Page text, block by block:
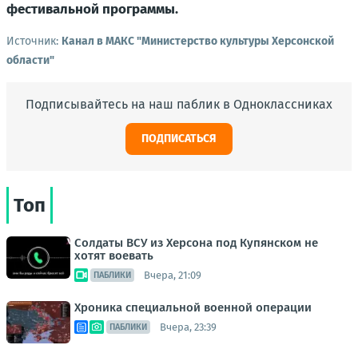
фестивальной программы.
Источник: Канал в МАКС "Министерство культуры Херсонской
области"
Подписывайтесь на наш паблик в Одноклассниках
ПОДПИСАТЬСЯ
Топ
Солдаты ВСУ из Херсона под Купянском не
хотят воевать
ПАБЛИКИ Вчера, 21:09
Хроника специальной военной операции
ПАБЛИКИ Вчера, 23:39